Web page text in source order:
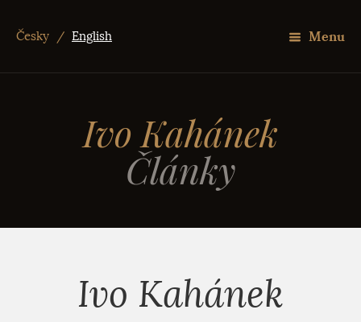
Menu
Česky / English
Ivo Kahánek
Články
Ivo Kahánek